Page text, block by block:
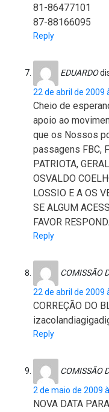
81-86477101
87-88166095
Reply
EDUARDO
22 de abril de 2009
Cheio de
apoio ao
que os Nossos
passagens FBC,
PATRIOTA,
OSVALDO
LOSSIO E A OS
SE ALGUM
FAVOR
Reply
COMISSÃO
22 de abril de 2009
CORREÇÃO DO
Reply
COMISSÃO
2 de maio de 2009
NOVA DATA